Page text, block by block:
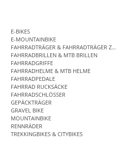
E-BIKES
E-MOUNTAINBIKE
FAHRRADTRÄGER & FAHRRADTRÄGER
FAHRRADBRILLEN & MTB BRILLEN
FAHRRADGRIFFE
FAHRRADHELME & MTB HELME
FAHRRADPEDALE
FAHRRAD RUCKSÄCKE
FAHRRADSCHLÖSSER
GEPÄCKTRÄGER
GRAVEL BIKE
MOUNTAINBIKE
RENNRÄDER
TREKKINGBIKES & CITYBIKES